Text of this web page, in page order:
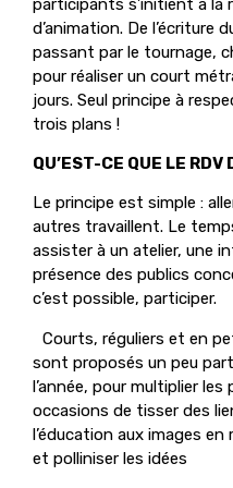
d’animation. De l’écriture
passant par le tournage,
pour réaliser un court
jours. Seul principe à
trois plans !
QU’EST-CE QUE LE RDV
Le principe est simple :
autres travaillent. Le
assister à un atelier, une
présence des publics
c’est possible, participer.
Courts, réguliers et en
sont proposés un peu
l’année, pour multiplier
occasions de tisser des
l’éducation aux images
et polliniser les idées